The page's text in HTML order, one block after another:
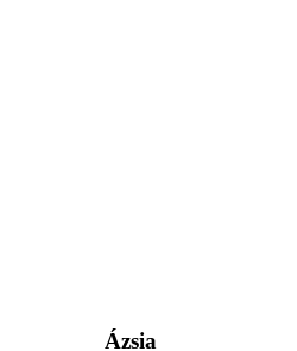
Ázsia